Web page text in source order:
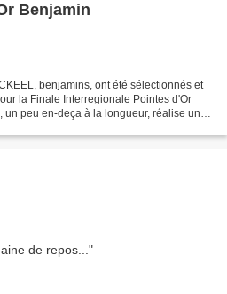
Benjamin
benjamins, ont été sélectionnés et
la Finale Interregionale Pointes d'Or
un peu en-deça à la longueur, réalise un